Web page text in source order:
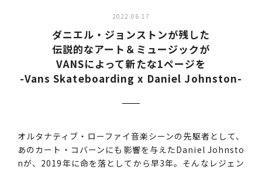
2022.06.17
ダニエル・ジョンストンが残した
伝説的なアート＆ミュージックが
VANSによって新たな1ページを
-Vans Skateboarding x Daniel Johnston-
オルタナティブ・ローファイ音楽シーンの先駆者として、
あのカート・コバーンにも影響を与えたDaniel Johnsto
nが、2019年に命を落としてから早3年。そんなレジェン